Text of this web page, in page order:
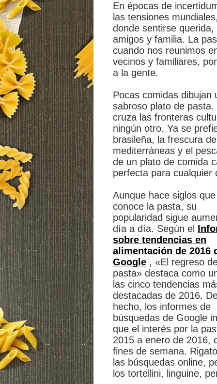
En épocas de
las tensiones
donde sentirse
amigos y familia. La
cuando nos reunimos
vecinos y familiares,
a la gente.
Pocas comidas dibujan
sabroso plato de
cruza las fronteras
ningún otro. Ya se
brasileña, la frescura
mediterráneas y el
de un plato de comida
perfecta para
Aunque hace siglos
conoce la pasta, su
popularidad sigue
día a día. Según el
sobre tendencias en
alimentación de 2016
Google , «El regreso
pasta» destaca como
las cinco tendencias
destacadas de 2016.
hecho, los informes de
búsquedas de Google
que el interés por la
2015 a enero de 2016,
fines de semana.
las búsquedas online,
los tortellini, linguine,